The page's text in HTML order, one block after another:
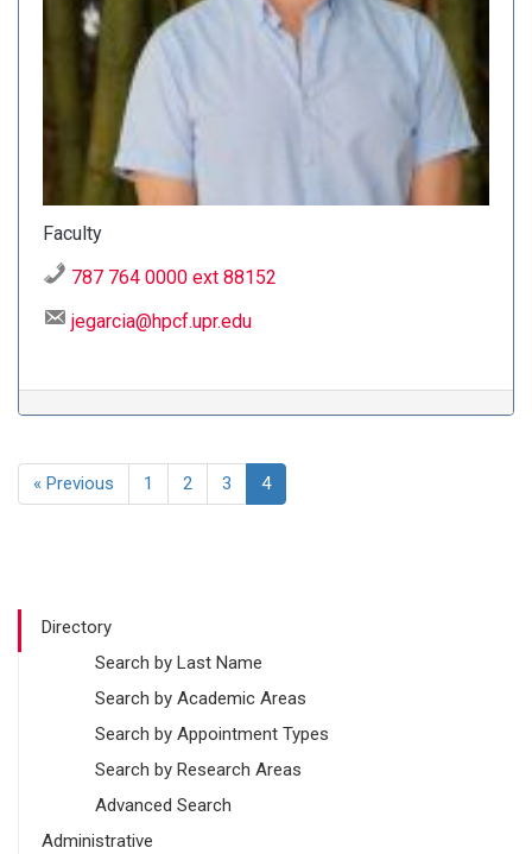
Faculty
787 764 0000 ext 88152
jegarcia@hpcf.upr.edu
« Previous 1 2 3 4
Directory
Search by Last Name
Search by Academic Areas
Search by Appointment Types
Search by Research Areas
Advanced Search
Administrative